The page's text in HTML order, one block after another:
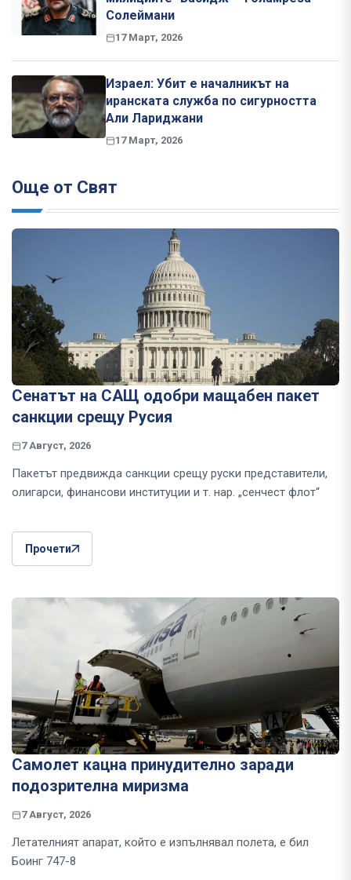
Солеймани
17 Март, 2026
Израел: Убит е началникът на
иранската служба по сигурността
Али Лариджани
17 Март, 2026
Още от Свят
Сенатът на САЩ одобри мащабен пакет
санкции срещу Русия
7 Август, 2026
Пакетът предвижда санкции срещу руски представители,
олигарси, финансови институции и т. нар. „сенчест флот“
Прочети
Самолет кацна принудително заради
подозрителна миризма
7 Август, 2026
Летателният апарат, който е изпълнявал полета, е бил
Боинг 747-8